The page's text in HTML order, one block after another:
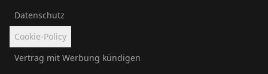
Datenschutz
Cookie-Policy
Vertrag mit Werbung kündigen